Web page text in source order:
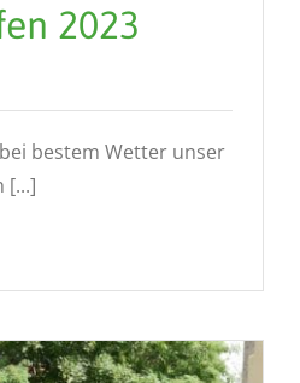
2023
bestem Wetter unser
[...]